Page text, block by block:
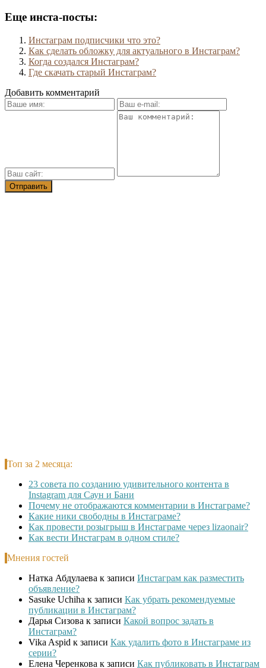
Еще инста-посты:
Инстаграм подписчики что это?
Как сделать обложку для актуального в Инстаграм?
Когда создался Инстаграм?
Где скачать старый Инстаграм?
Добавить комментарий
Топ за 2 месяца:
23 совета по созданию удивительного контента в
Instagram для Саун и Бани
Почему не отображаются комментарии в Инстаграме?
Какие ники свободны в Инстаграме?
Как провести розыгрыш в Инстаграме через lizaonair?
Как вести Инстаграм в одном стиле?
Мнения гостей
Натка Абдулаева к записи Инстаграм как разместить
объявление?
Sasuke Uchiha к записи Как убрать рекомендуемые
публикации в Инстаграм?
Дарья Сизова к записи Какой вопрос задать в
Инстаграм?
Vika Aspid к записи Как удалить фото в Инстаграме из
серии?
Елена Черенкова к записи Как публиковать в Инстаграм